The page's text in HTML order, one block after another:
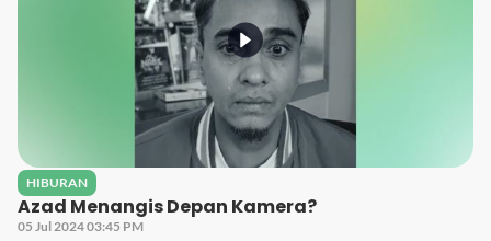
HIBURAN
Azad Menangis Depan Kamera?
05 Jul 2024 03:45 PM